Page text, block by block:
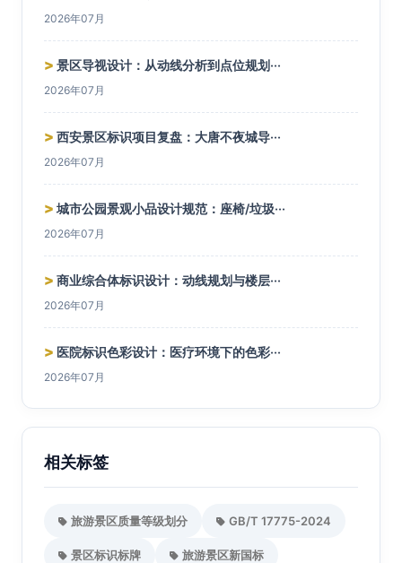
2026年07月
> 景区导视设计：从动线分析到点位规划···
2026年07月
> 西安景区标识项目复盘：大唐不夜城导···
2026年07月
> 城市公园景观小品设计规范：座椅/垃圾···
2026年07月
> 商业综合体标识设计：动线规划与楼层···
2026年07月
> 医院标识色彩设计：医疗环境下的色彩···
2026年07月
相关标签
旅游景区质量等级划分 GB/T 17775-2024
景区标识标牌 旅游景区新国标